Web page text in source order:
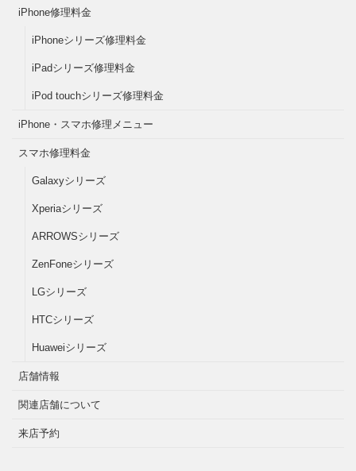
iPhone修理料金
iPhoneシリーズ修理料金
iPadシリーズ修理料金
iPod touchシリーズ修理料金
iPhone・スマホ修理メニュー
スマホ修理料金
Galaxyシリーズ
Xperiaシリーズ
ARROWSシリーズ
ZenFoneシリーズ
LGシリーズ
HTCシリーズ
Huaweiシリーズ
店舗情報
関連店舗について
来店予約